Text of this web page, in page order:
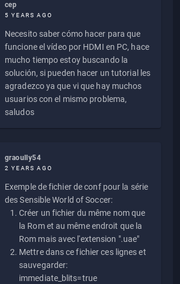
cep
5 YEARS AGO
Necesito saber cómo hacer para que
funcione el vídeo por HDMI en PC, hace
mucho tiempo estoy buscando la
solución, si pueden hacer un tutorial les
agradezco ya que vi que hay muchos
usuarios con el mismo problema,
saludos
graoully54
2 YEARS AGO
Exemple de fichier de conf pour la série
des Sensible World of Soccer:
Créer un fichier du même nom que
la Rom et au même endroit que la
Rom mais avec l'extension ".uae"
Mettre dans ce fichier ces lignes et
sauvegarder:
immediate_blits=true